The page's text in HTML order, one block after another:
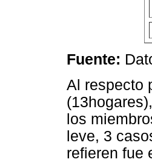
Fuente:
Al respecto
los
leve, 3
refieren fue